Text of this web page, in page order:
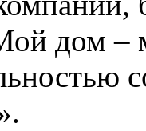
дом –